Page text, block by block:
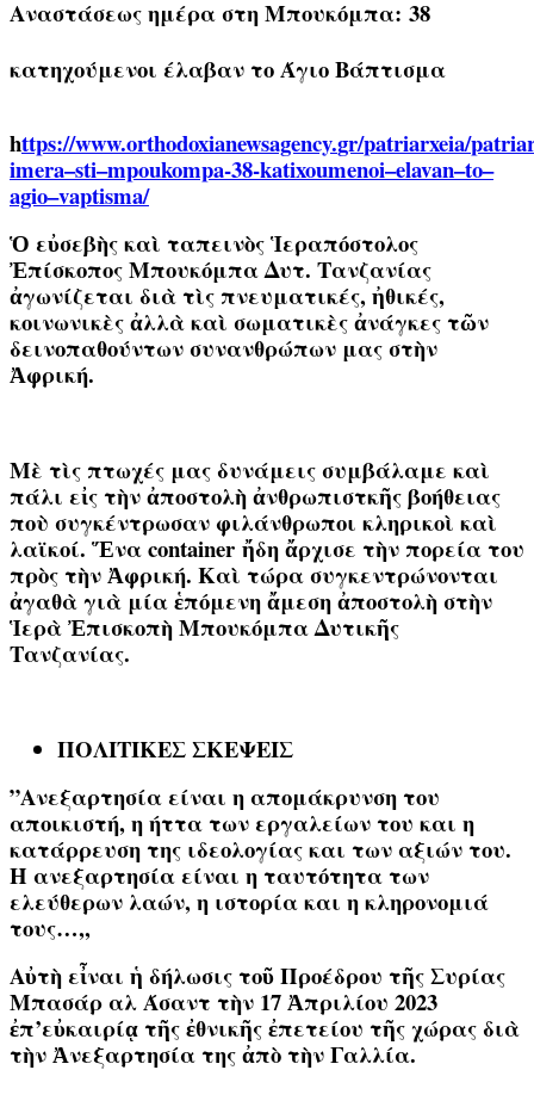
Αναστάσεως ημέρα στη Μπουκόμπα: 38
κατηχούμενοι έλαβαν το Άγιο Βάπτισμα
https://www.orthodoxianewsagency.gr/patriarxeia/
imera–sti–mpoukompa-38-katixoumenoi–elavan–to–
agio–vaptisma/
Ὁ εὐσεβὴς καὶ ταπεινὸς Ἱεραπόστολος
Ἐπίσκοπος Μπουκόμπα Δυτ. Τανζανίας
ἀγωνίζεται διὰ τὶς πνευματικές, ἠθικές,
κοινωνικὲς ἀλλὰ καὶ σωματικὲς ἀνάγκες τῶν
δεινοπαθούντων συνανθρώπων μας στὴν
Ἀφρική.
Μὲ τὶς πτωχές μας δυνάμεις συμβάλαμε καὶ
πάλι εἰς τὴν ἀποστολὴ ἀνθρωπιστκῆς βοήθειας
ποὺ συγκέντρωσαν φιλάνθρωποι κληρικοὶ καὶ
λαϊκοί. Ἕνα container ἤδη ἄρχισε τὴν πορεία του
πρὸς τὴν Ἀφρική. Καὶ τώρα συγκεντρώνονται
ἀγαθὰ γιὰ μία ἑπόμενη ἄμεση ἀποστολὴ στὴν
Ἱερὰ Ἐπισκοπὴ Μπουκόμπα Δυτικῆς
Τανζανίας.
ΠΟΛΙΤΙΚΕΣ ΣΚΕΨΕΙΣ
”Ανεξαρτησία είναι η απομάκρυνση του
αποικιστή, η ήττα των εργαλείων του και η
κατάρρευση της ιδεολογίας και των αξιών του.
Η ανεξαρτησία είναι η ταυτότητα των
ελεύθερων λαών, η ιστορία και η κληρονομιά
τους…,,
Αὐτὴ εἶναι ἡ δήλωσις τοῦ Προέδρου τῆς Συρίας
Μπασάρ αλ Άσαντ τὴν 17 Ἀπριλίου 2023
ἐπ’εὐκαιρίᾳ τῆς ἐθνικῆς ἐπετείου τῆς χώρας διὰ
τὴν Ἀνεξαρτησία της ἀπὸ τὴν Γαλλία.